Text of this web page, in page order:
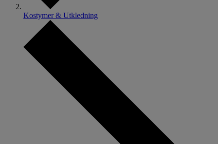
Kostymer & Utkledning